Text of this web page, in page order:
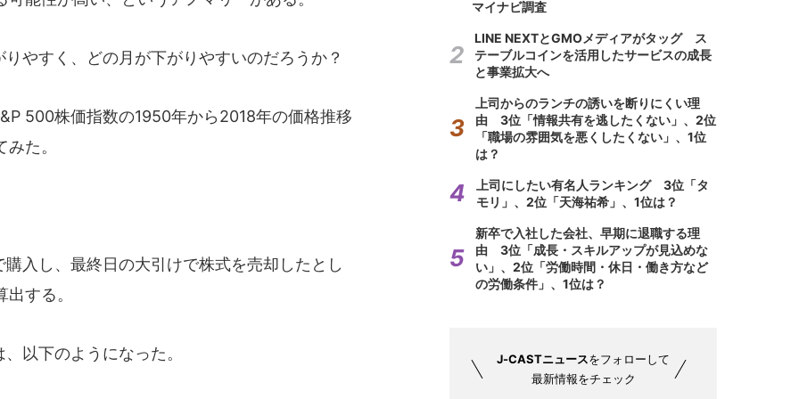
やすく、どの月が下がりやすいのだろうか？
500株価指数の1950年から2018年の価格推移
た。
入し、最終日の大引けで株式を売却したとし
する。
以下のようになった。
マイナビ調査
LINE NEXTとGMOメディアがタッグ ス
テーブルコインを活用したサービスの成長
と事業拡大へ
上司からのランチの誘いを断りにくい理
由 3位「情報共有を逃したくない」、2位
「職場の雰囲気を悪くしたくない」、1位
は？
上司にしたい有名人ランキング 3位「タ
モリ」、2位「天海祐希」、1位は？
新卒で入社した会社、早期に退職する理
由 3位「成長・スキルアップが見込めな
い」、2位「労働時間・休日・働き方など
の労働条件」、1位は？
J-CASTニュースをフォローして
最新情報をチェック